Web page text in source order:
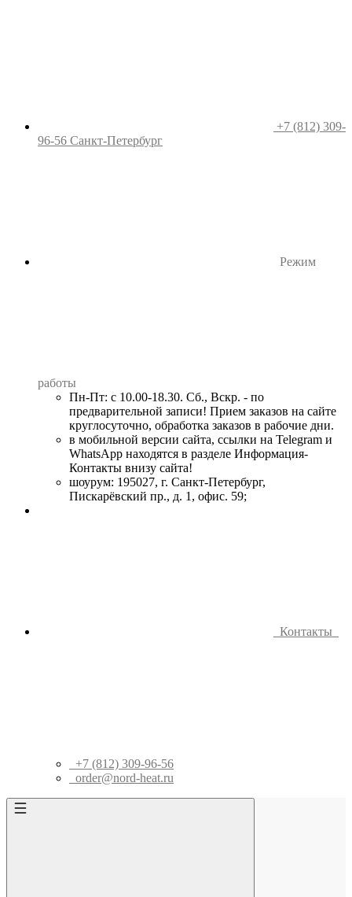
+7 (812) 309-
96-56 Санкт-Петербург
Режим
работы
Пн-Пт: с 10.00-18.30. Сб., Вскр. - по
предварительной записи! Прием заказов на сайте
круглосуточно, обработка заказов в рабочие дни.
в мобильной версии сайта, ссылки на Telegram и
WhatsApp находятся в разделе Информация-
Контакты внизу сайта!
шоурум: 195027, г. Санкт-Петербург,
Пискарёвский пр., д. 1, офис. 59;
Контакты
+7 (812) 309-96-56
order@nord-heat.ru